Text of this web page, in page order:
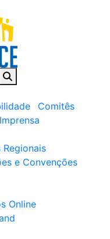
Comitês
Imprensa
Regionais
e Convenções
Online